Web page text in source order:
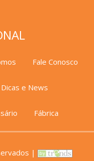
Fale Conosco
e News
Fábrica
|